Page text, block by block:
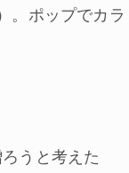
。ポップでカラ
うと考えた